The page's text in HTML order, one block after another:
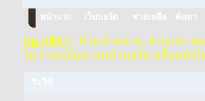
หน้าแรก เว็บบอร์ด ช่วยเหลือ ค้นหา
กฏ-กติกา : ห้ามจำหน่าย, จ่ายแจก ซ
ไม่ว่าจะเป็นทางหน้าบอร์ด หรือหลัง